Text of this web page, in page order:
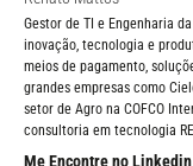
Gestor de TI e Engenharia
inovação, tecnologia e
meios de pagamento,
grandes empresas como
setor de Agro na COFCO
consultoria em tecnologia
Me Encontre no Linkedin